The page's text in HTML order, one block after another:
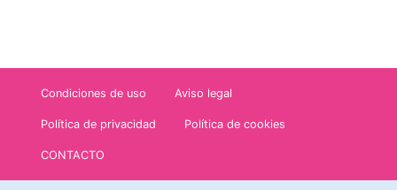
Condiciones de uso Aviso legal
Política de privacidad Política de cookies
CONTACTO